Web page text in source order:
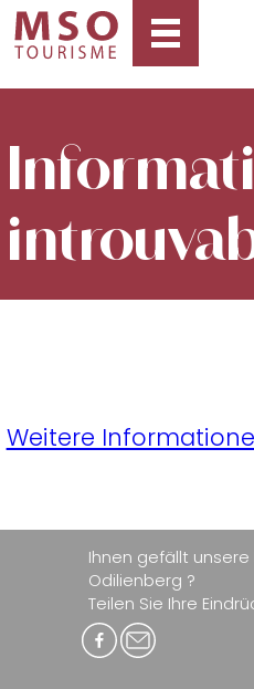
Weitere
Ihnen gefällt
Odilienberg ?
Teilen Sie Ihre